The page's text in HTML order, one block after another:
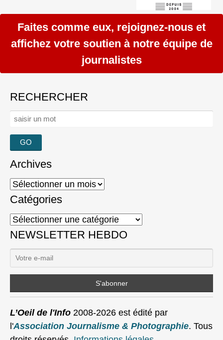
Faites comme eux, rejoignez-nous et
affichez votre soutien à notre équipe de
journalistes
RECHERCHER
Rechercher :
Archives
Archives
Catégories
Catégories
NEWSLETTER HEBDO
L’Oeil de l'Info 2008-2026 est édité par
l'Association Journalisme & Photographie. Tous